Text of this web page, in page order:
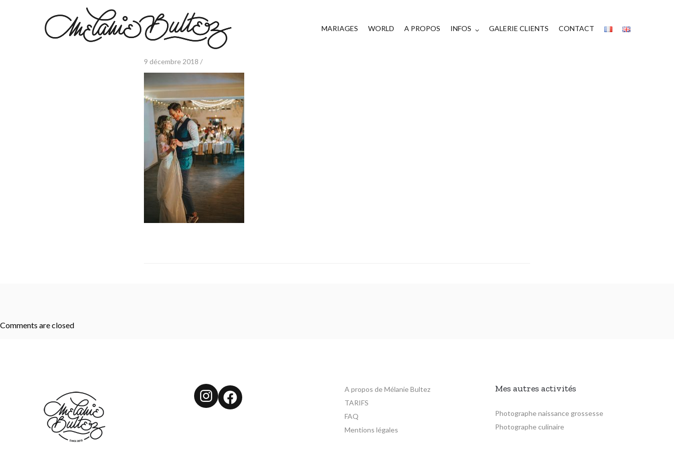
MARIAGES WORLD A PROPOS INFOS GALERIE CLIENTS CONTACT
9 décembre 2018 /
Comments are closed
Instagram
Facebook
A propos de Mélanie Bultez
TARIFS
FAQ
Mentions légales
Mes autres activités
Photographe naissance grossesse
Photographe culinaire